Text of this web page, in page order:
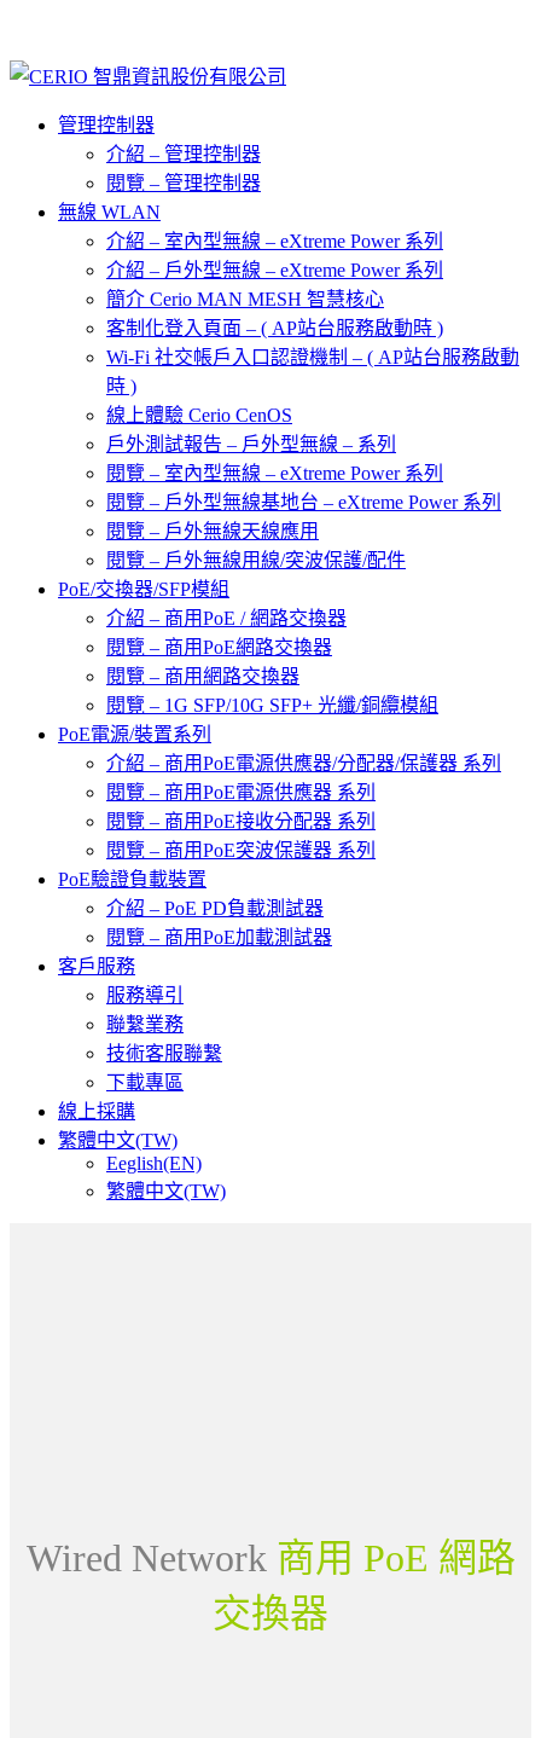
管理控制器
介紹 – 管理控制器
閱覽 – 管理控制器
無線 WLAN
介紹 – 室內型無線 – eXtreme Power 系列
介紹 – 戶外型無線 – eXtreme Power 系列
簡介 Cerio MAN MESH 智慧核心
客制化登入頁面 – ( AP站台服務啟動時 )
Wi-Fi 社交帳戶入口認證機制 – ( AP站台服務啟動
時 )
線上體驗 Cerio CenOS
戶外測試報告 – 戶外型無線 – 系列
閱覽 – 室內型無線 – eXtreme Power 系列
閱覽 – 戶外型無線基地台 – eXtreme Power 系列
閱覽 – 戶外無線天線應用
閱覽 – 戶外無線用線/突波保護/配件
PoE/交換器/SFP模組
介紹 – 商用PoE / 網路交換器
閱覽 – 商用PoE網路交換器
閱覽 – 商用網路交換器
閱覽 – 1G SFP/10G SFP+ 光纖/銅纜模組
PoE電源/裝置系列
介紹 – 商用PoE電源供應器/分配器/保護器 系列
閱覽 – 商用PoE電源供應器 系列
閱覽 – 商用PoE接收分配器 系列
閱覽 – 商用PoE突波保護器 系列
PoE驗證負載裝置
介紹 – PoE PD負載測試器
閱覽 – 商用PoE加載測試器
客戶服務
服務導引
聯繫業務
技術客服聯繫
下載專區
線上採購
繁體中文(TW)
Eeglish(EN)
繁體中文(TW)
Wired Network 商用 PoE 網路
交換器